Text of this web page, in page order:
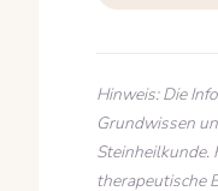
Hinweis: Die
Grundwissen
Steinheilkunde.
therapeutische